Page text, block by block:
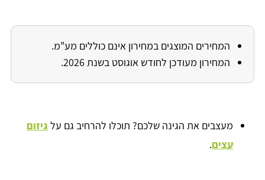
המחירים המוצגים במחירון אינם כוללים מע"מ.
המחירון מעודכן לחודש אוגוסט בשנת 2026.
מעצבים את הגינה שלכם? תוכלו להרחיב גם על גיזום
עצים.